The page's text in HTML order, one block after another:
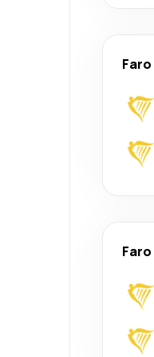
Faro
Faro